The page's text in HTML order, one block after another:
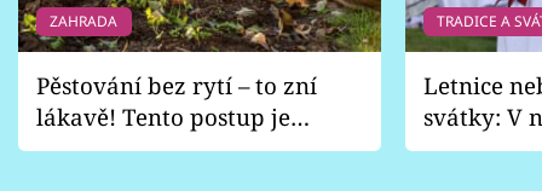
ZAHRADA
Pěstování bez rytí – to zní
lákavě! Tento postup je
vhodný jen pro některé
TRADICE A
Letnice
svátky: V
pondělí